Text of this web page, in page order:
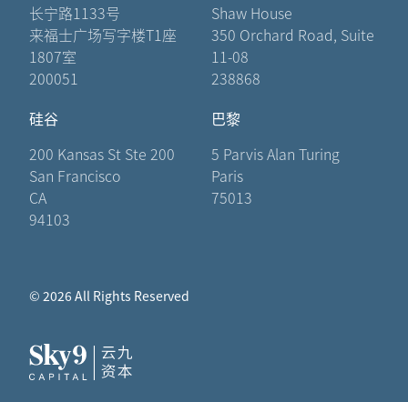
长宁路1133号
来福士广场写字楼T1座
1807室
200051
Shaw House
350 Orchard Road, Suite
11-08
238868
硅谷
200 Kansas St Ste 200
San Francisco
CA
94103
巴黎
5 Parvis Alan Turing
Paris
75013
© 2026 All Rights Reserved